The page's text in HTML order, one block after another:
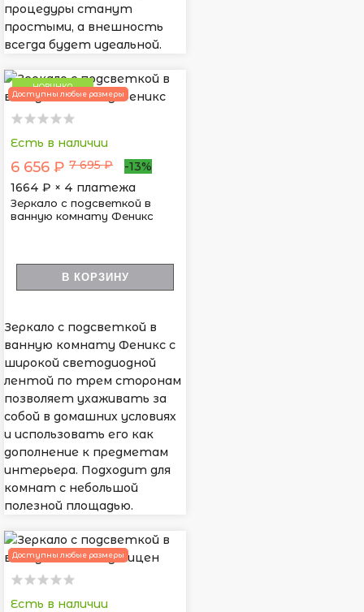
процедуры станут
простыми, а внешность
всегда будет идеальной.
НОВИНКА
Доступны любые размеры
Есть в наличии
6 656 ₽ 7 695 ₽
-13%
1664 ₽ × 4 платежа
Зеркало с подсветкой в
ванную комнату Феникс
В КОРЗИНУ
Зеркало с подсветкой в
ванную комнату Феникс с
широкой светодиодной
лентой по трем сторонам
позволяет ухаживать за
собой в домашних условиях
и использовать его как
дополнение к предметам
интерьера. Подходит для
комнат с небольшой
полезной площадью.
Доступны любые размеры
Есть в наличии